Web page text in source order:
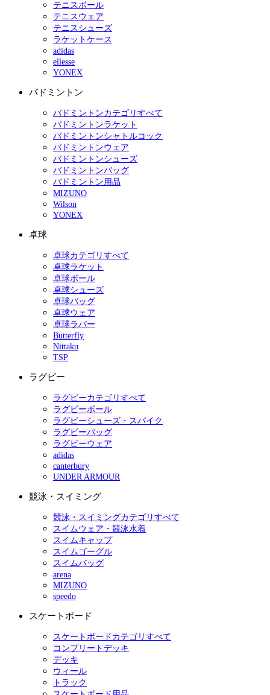
テニスボール
テニスウェア
テニスシューズ
ラケットケース
adidas
ellesse
YONEX
バドミントン
バドミントンカテゴリすべて
バドミントンラケット
バドミントンシャトルコック
バドミントンウェア
バドミントンシューズ
バドミントンバッグ
バドミントン用品
MIZUNO
Wilson
YONEX
卓球
卓球カテゴリすべて
卓球ラケット
卓球ボール
卓球シューズ
卓球バッグ
卓球ウェア
卓球ラバー
Butterfly
Nittaku
TSP
ラグビー
ラグビーカテゴリすべて
ラグビーボール
ラグビーシューズ・スパイク
ラグビーバッグ
ラグビーウェア
adidas
canterbury
UNDER ARMOUR
競泳・スイミング
競泳・スイミングカテゴリすべて
スイムウェア・競泳水着
スイムキャップ
スイムゴーグル
スイムバッグ
arena
MIZUNO
speedo
スケートボード
スケートボードカテゴリすべて
コンプリートデッキ
デッキ
ウィール
トラック